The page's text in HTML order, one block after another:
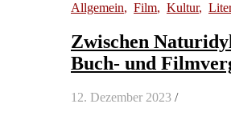
Allgemein, Film, Kultur,
Zwischen
Buch- und
12. Dezember 2023 /